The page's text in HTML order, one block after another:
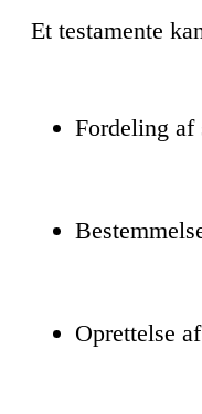
Et testamente
Fordeling af
Oprettelse af